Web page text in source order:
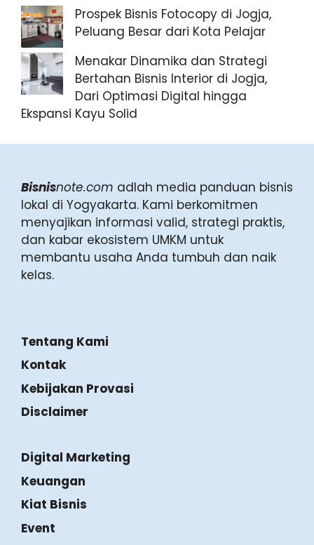
Prospek Bisnis Fotocopy di Jogja,
Peluang Besar dari Kota Pelajar
Menakar Dinamika dan Strategi
Bertahan Bisnis Interior di Jogja,
Dari Optimasi Digital hingga
Ekspansi Kayu Solid
Bisnisnote.com adlah media panduan bisnis
lokal di Yogyakarta. Kami berkomitmen
menyajikan informasi valid, strategi praktis,
dan kabar ekosistem UMKM untuk
membantu usaha Anda tumbuh dan naik
kelas.
Tentang Kami
Kontak
Kebijakan Provasi
Disclaimer
Digital Marketing
Keuangan
Kiat Bisnis
Event